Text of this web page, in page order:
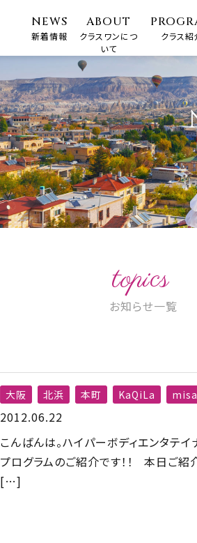
NEWS
新着情報
ABOUT
クラスワンにつ
いて
クラス紹
topics
お知らせ一覧
大阪 北浜 本町 KaQiLa
2012.06.22
こんばんは。ハイパーボディエンタテ
プログラムのご紹介です！！ 本日ご紹
[…]